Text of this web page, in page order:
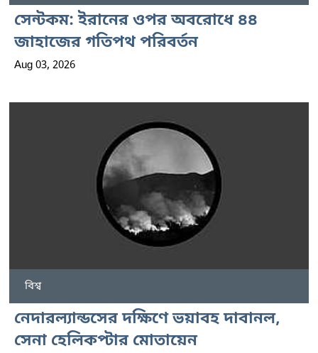
সেন্টকম: ইরানের ওপর অবরোধে ৪৪
জাহাজের গতিপথ পরিবর্তন
Aug 03, 2026
বিশ্ব
নেদারল্যান্ডসের দক্ষিণে ভয়াবহ দাবানল,
সেনা হেলিকপ্টার মোতায়েন